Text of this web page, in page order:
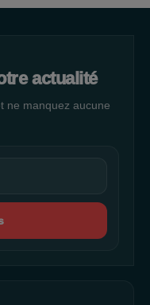
actualité
ne manquez aucune